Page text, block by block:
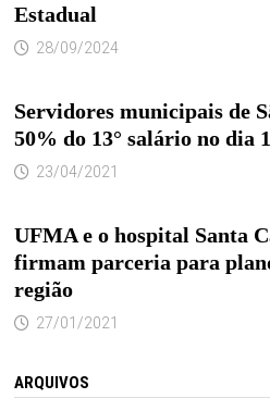
Estadual
28/09/2024
Servidores municipais de
50% do 13° salário no dia
23/04/2021
UFMA e o hospital Santa
firmam parceria para
região
27/01/2021
ARQUIVOS